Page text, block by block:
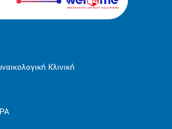
Κλινική